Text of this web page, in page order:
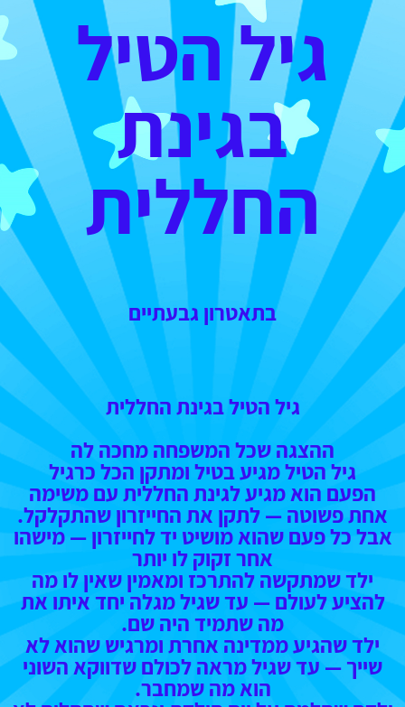
גיל הטיל
בגינת
החללית
בתאטרון גבעתיים
גיל הטיל בגינת החללית
ההצגה שכל המשפחה מחכה לה
גיל הטיל מגיע בטיל ומתקן הכל כרגיל
הפעם הוא מגיע לגינת החללית עם משימה
אחת פשוטה — לתקן את החייזרון שהתקלקל.
אבל כל פעם שהוא מושיט יד לחייזרון — מישהו
אחר זקוק לו יותר
ילד שמתקשה להתרכז ומאמין שאין לו מה
להציע לעולם — עד שגיל מגלה יחד איתו את
מה שתמיד היה שם.
ילד שהגיע ממדינה אחרת ומרגיש שהוא לא
שייך — עד שגיל מראה לכולם שדווקא השוני
הוא מה שמחבר.